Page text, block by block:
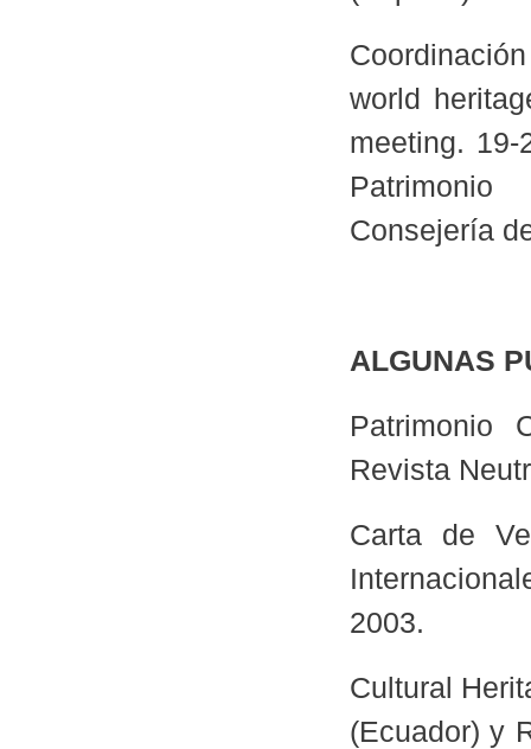
world
meeting. 19-
Consejería
ALGUNAS
Patrimonio
Revista
Carta de
2003.
Cultural
(Ecuador) y